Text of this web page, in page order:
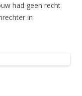
had geen recht
in